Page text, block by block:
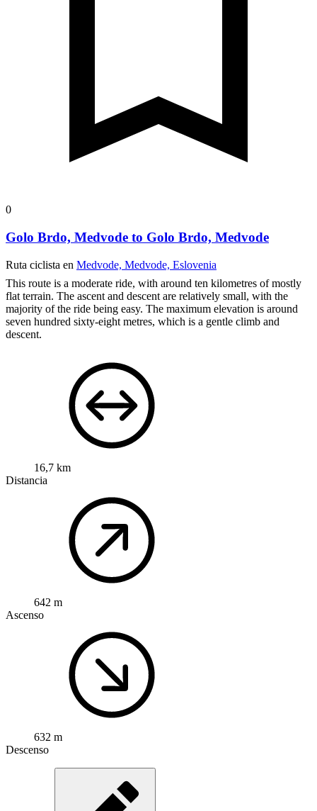
0
Golo Brdo, Medvode to Golo Brdo, Medvode
Ruta ciclista en Medvode, Medvode, Eslovenia
This route is a moderate ride, with around ten kilometres of mostly
flat terrain. The ascent and descent are relatively small, with the
majority of the ride being easy. The maximum elevation is around
seven hundred sixty-eight metres, which is a gentle climb and
descent.
16,7 km
Distancia
642 m
Ascenso
632 m
Descenso